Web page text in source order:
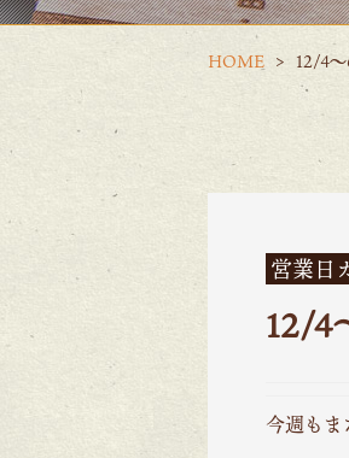
HOME 12/4
営業日
12/4
今週も